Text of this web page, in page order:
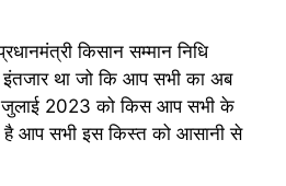
किसान सम्मान निधि
था जो कि आप सभी का अब
जुलाई 2023 को किस आप सभी के
है आप सभी इस किस्त को आसानी से